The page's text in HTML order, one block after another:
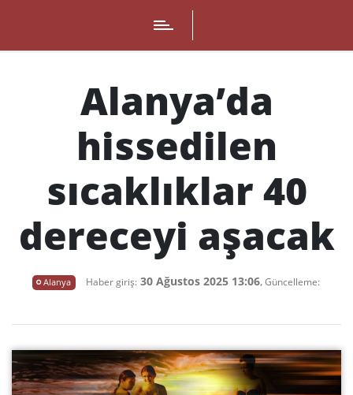
Alanya’da
hissedilen
sıcaklıklar 40
dereceyi aşacak
Alanya Haber giriş:30 Ağustos 2025 13:06,Güncelleme: